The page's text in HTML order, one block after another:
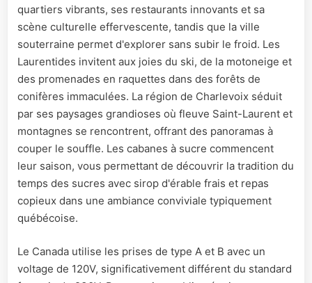
quartiers vibrants, ses restaurants innovants et sa
scène culturelle effervescente, tandis que la ville
souterraine permet d'explorer sans subir le froid. Les
Laurentides invitent aux joies du ski, de la motoneige et
des promenades en raquettes dans des forêts de
conifères immaculées. La région de Charlevoix séduit
par ses paysages grandioses où fleuve Saint-Laurent et
montagnes se rencontrent, offrant des panoramas à
couper le souffle. Les cabanes à sucre commencent
leur saison, vous permettant de découvrir la tradition du
temps des sucres avec sirop d'érable frais et repas
copieux dans une ambiance conviviale typiquement
québécoise.
Le Canada utilise les prises de type A et B avec un
voltage de 120V, significativement différent du standard